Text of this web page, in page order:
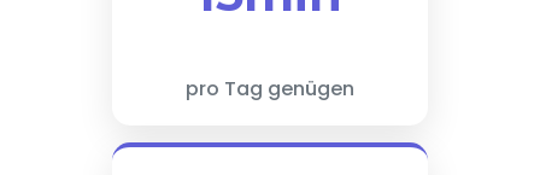
pro Tag genügen